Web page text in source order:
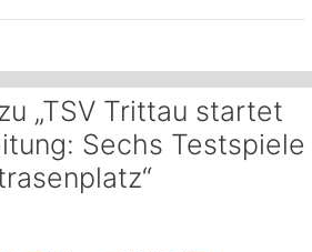
„TSV Trittau startet
Sechs Testspiele